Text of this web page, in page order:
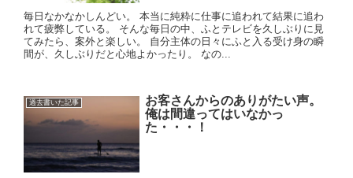
毎日なかなかしんどい。 本当に純粋に仕事に追われて結果に追わ
れて疲弊している。 そんな毎日の中、ふとテレビを久しぶりに見
てみたら、案外と楽しい。 自分主体の日々にふと入る受け身の瞬
間が、久しぶりだと心地よかったり。 なの...
過去書いた記事
お客さんからのありがたい声。
俺は間違ってはいなかっ
た・・・！